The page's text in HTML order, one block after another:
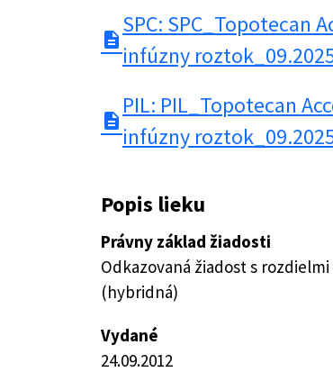
description
SPC: SPC_Topotecan
infúzny
description
PIL: PIL_Topotecan
infúzny
Popis lieku
Právny základ žiadosti
Odkazovaná žiadost s
(hybridná)
Vydané
24.09.2012